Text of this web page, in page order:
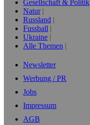
Gesellschaft & Politik
Natur
Russland
Fussball
Ukraine
Alle Themen
Newsletter
Werbung / PR
Jobs
Impressum
AGB